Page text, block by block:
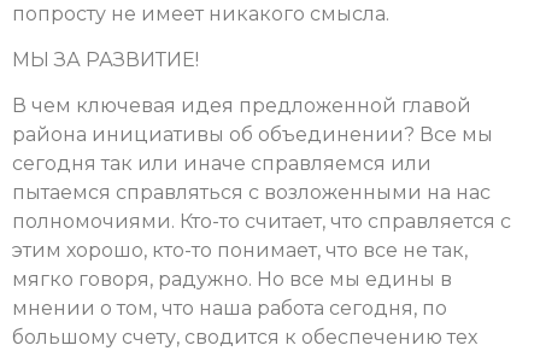
попросту не имеет никакого смысла.
МЫ ЗА РАЗВИТИЕ!
В чем ключевая идея предложенной главой
района инициативы об объединении? Все мы
сегодня так или иначе справляемся или
пытаемся справляться с возложенными на нас
полномочиями. Кто-то считает, что справляется с
этим хорошо, кто-то понимает, что все не так,
мягко говоря, радужно. Но все мы едины в
мнении о том, что наша работа сегодня, по
большому счету, сводится к обеспечению тех